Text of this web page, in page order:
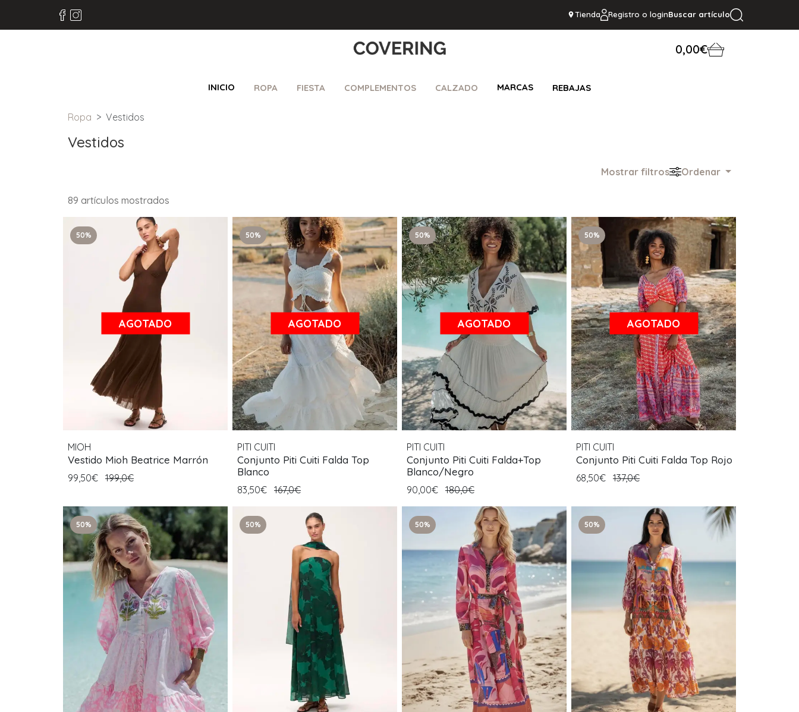
Tienda Registro o loginBuscar artículo
0,00€
INICIO ROPA FIESTA COMPLEMENTOS CALZADO MARCAS REBAJAS
Ropa Vestidos
Vestidos
Mostrar filtros Ordenar
89 artículos mostrados
50%
AGOTADO
MIOH
Vestido Mioh Beatrice Marrón
99,50€ 199,0€
50%
AGOTADO
PITI CUITI
Conjunto Piti Cuiti Falda Top
Blanco
83,50€ 167,0€
50%
AGOTADO
PITI CUITI
Conjunto Piti Cuiti Falda+Top
Blanco/Negro
90,00€ 180,0€
50%
AGOTADO
PITI CUITI
Conjunto Piti Cuiti Falda Top Rojo
68,50€ 137,0€
50% 50% 50% 50%